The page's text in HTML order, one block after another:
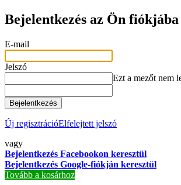
Bejelentkezés az Ön fiókjába
E-mail
Jelszó
Ezt a mezőt nem
Bejelentkezés
Új regisztrációElfelejtett jelszó
vagy
Bejelentkezés Facebookon keresztül
Bejelentkezés Google-fiókján keresztül
Tovább a kosárhoz